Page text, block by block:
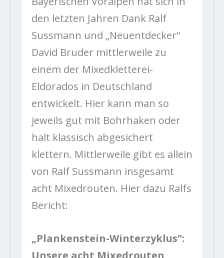
den letzten Jahren Dank Ralf
Sussmann und „Neuentdecker“
David Bruder mittlerweile zu
einem der Mixedkletterei-
Eldorados in Deutschland
entwickelt. Hier kann man so
jeweils gut mit Bohrhaken oder
halt klassisch abgesichert
klettern. Mittlerweile gibt es allein
von Ralf Sussmann insgesamt
acht Mixedrouten. Hier dazu Ralfs
Bericht:
„Plankenstein-Winterzyklus“:
Unsere acht Mixedrouten